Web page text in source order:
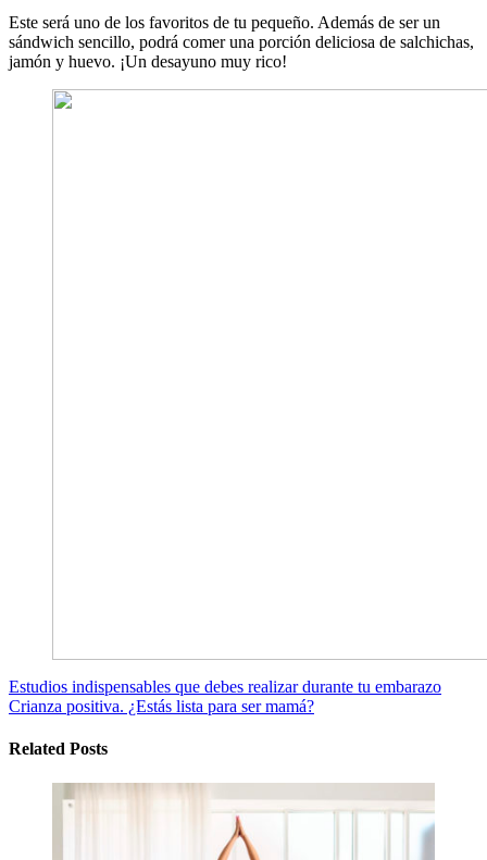
Este será uno de los favoritos de tu pequeño. Además de ser un
sándwich sencillo, podrá comer una porción deliciosa de salchichas,
jamón y huevo. ¡Un desayuno muy rico!
Estudios indispensables que debes realizar durante tu embarazo
Crianza positiva. ¿Estás lista para ser mamá?
Related Posts